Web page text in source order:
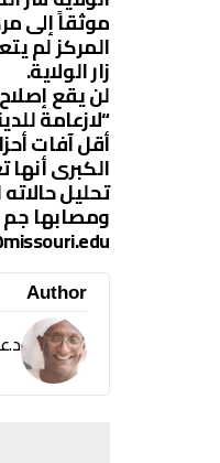
موثقاً إلى
المركز لم
زار الولاية.
لن يقع
“لازعامة
أقل آفات
الكبرى
تحليل
ومصابها
Author